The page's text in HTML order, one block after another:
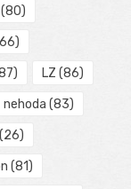
LZ (86)
nehoda (83)
(26)
(81)